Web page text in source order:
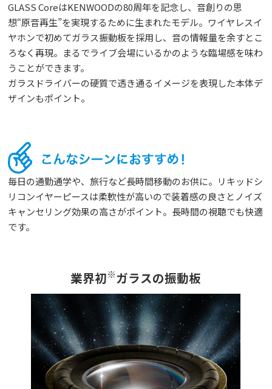
GLASS CoreはKENWOODの80周年を記念し、音創りの思
想“原音再生”を実現するために生まれたモデル。ワイヤレスイ
ヤホンで初めてガラス振動板を採用し、音の情報量を余すとこ
ろなく再現。まるでライブ会場にいるかのような臨場感を味わ
うことができます。
ガラスドライバーの硬質で透き通るイメージを表現した本体デ
ザインもポイント。
毎日の通勤通学や、旅行など長時間移動のお供に。リキッドシ
リコンイヤーピースは柔軟性が高いので装着感の良さとノイズ
キャンセリング効果の高さがポイント。長時間の視聴でも快適
です。
業界初※ガラスの振動板